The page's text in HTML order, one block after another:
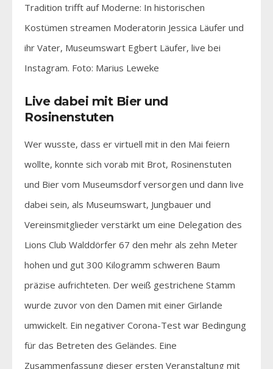
Tradition trifft auf Moderne: In historischen
Kostümen streamen Moderatorin Jessica Läufer und
ihr Vater, Museumswart Egbert Läufer, live bei
Instagram. Foto: Marius Leweke
Live dabei mit Bier und
Rosinenstuten
Wer wusste, dass er virtuell mit in den Mai feiern
wollte, konnte sich vorab mit Brot, Rosinenstuten
und Bier vom Museumsdorf versorgen und dann live
dabei sein, als Museumswart, Jungbauer und
Vereinsmitglieder verstärkt um eine Delegation des
Lions Club Walddörfer 67 den mehr als zehn Meter
hohen und gut 300 Kilogramm schweren Baum
präzise aufrichteten. Der weiß gestrichene Stamm
wurde zuvor von den Damen mit einer Girlande
umwickelt. Ein negativer Corona-Test war Bedingung
für das Betreten des Geländes. Eine
Zusammenfassung dieser ersten Veranstaltung mit